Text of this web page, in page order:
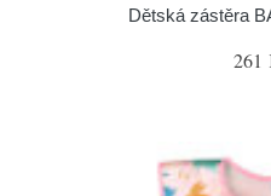
Dětská zástěra
261